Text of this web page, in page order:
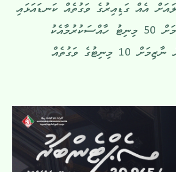
އެއް ގަޑިއިރުގެ ވަގުތެއް ކަނޑައަޅައި
މެންބަރުން ވާހަކަދެއްކުމަށް 50 މިނިޓު ހާއްސަކުރުމާއެކު
ޖަވާބުދާރީވެވަޑައިގަތުމަށް ނާޒިމަށް 10 މިނިޓުގެ ވަގުތެއް